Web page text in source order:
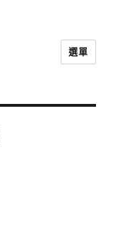
選單